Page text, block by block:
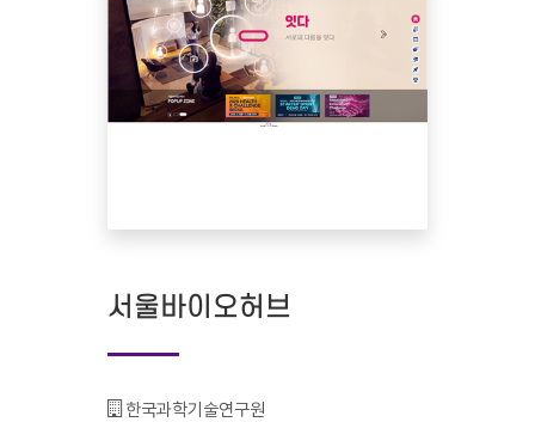
서울바이오허브
기관명 :
한국과학기술연구원